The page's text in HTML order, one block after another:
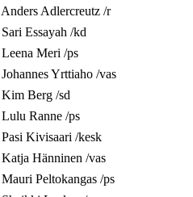
AndersAdlercreutz /r
Sari Essayah /kd
Leena Meri /ps
JohannesYrttiaho /vas
Kim Berg /sd
Lulu Ranne /ps
Pasi Kivisaari /kesk
Katja Hänninen /vas
Mauri Peltokangas /ps